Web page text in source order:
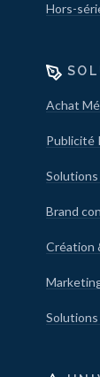
Hors-
Achat
Publicité
Brand
Création